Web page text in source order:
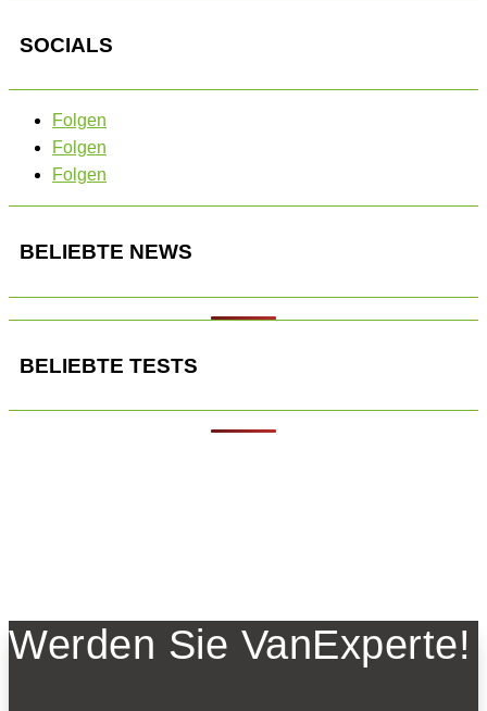
SOCIALS
Folgen
Folgen
Folgen
BELIEBTE NEWS
BELIEBTE TESTS
Werden Sie VanExperte!